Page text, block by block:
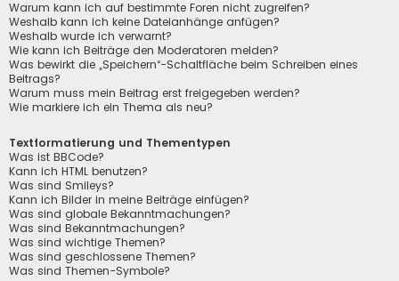
Warum kann ich auf bestimmte Foren nicht zugreifen?
Weshalb kann ich keine Dateianhänge anfügen?
Weshalb wurde ich verwarnt?
Wie kann ich Beiträge den Moderatoren melden?
Was bewirkt die „Speichern“-Schaltfläche beim Schreiben eines
Beitrags?
Warum muss mein Beitrag erst freigegeben werden?
Wie markiere ich ein Thema als neu?
Textformatierung und Thementypen
Was ist BBCode?
Kann ich HTML benutzen?
Was sind Smileys?
Kann ich Bilder in meine Beiträge einfügen?
Was sind globale Bekanntmachungen?
Was sind Bekanntmachungen?
Was sind wichtige Themen?
Was sind geschlossene Themen?
Was sind Themen-Symbole?